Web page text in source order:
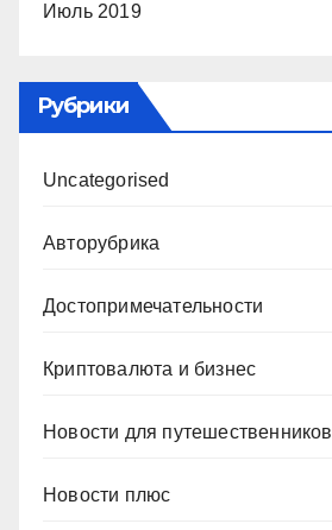
Июль 2019
Рубрики
Uncategorised
Авторубрика
Достопримечательности
Криптовалюта и бизнес
Новости для путешественников
Новости плюс